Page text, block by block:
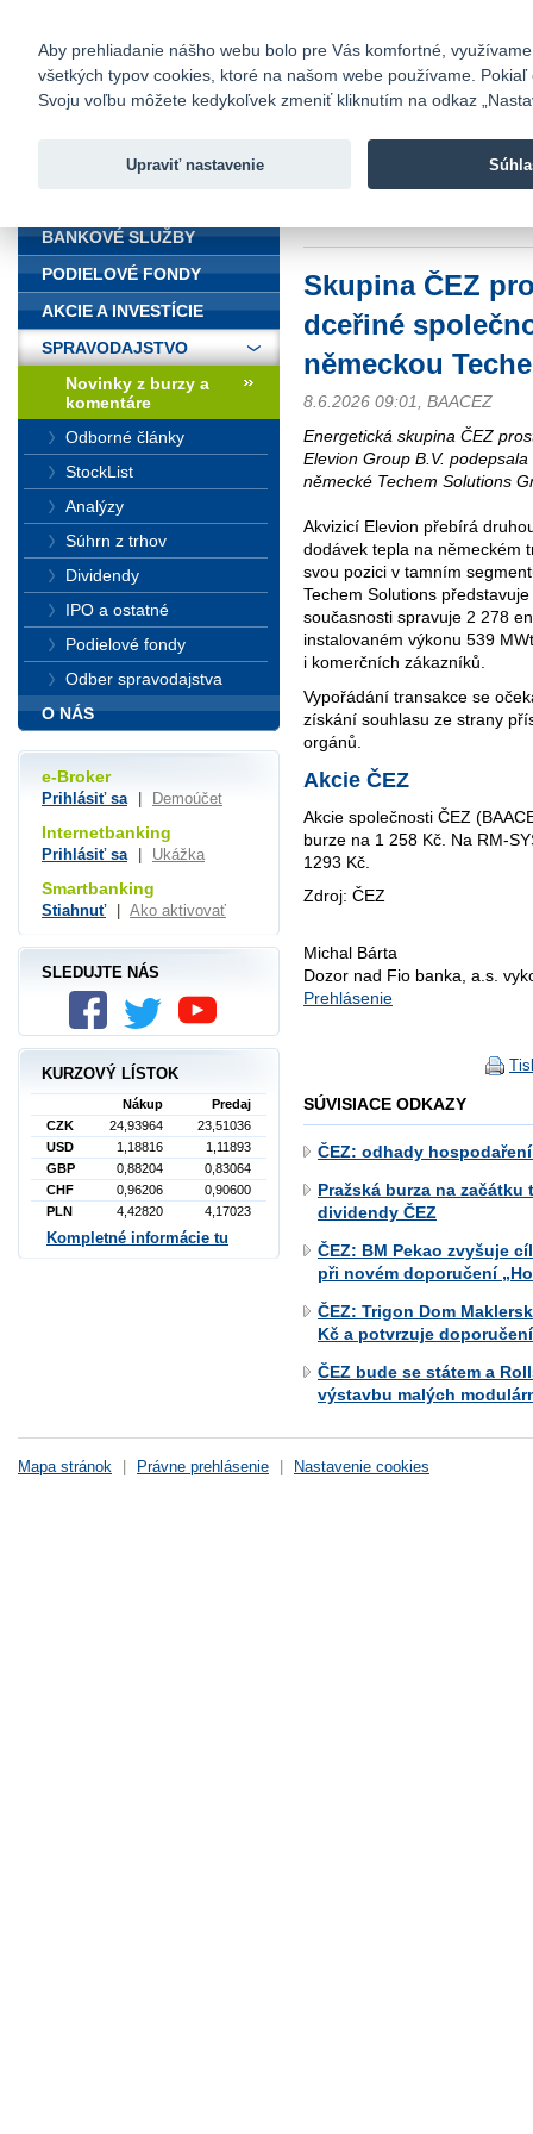
Fio banka
Fio banka
Skupina ČEZ
dceřiné
německou
8.6.2026 09:01, BAACEZ
Energetická skupina ČEZ
Elevion Group B.V.
německé Techem Solutions
Akvizicí Elevion přebírá
dodávek tepla na německém
svou pozici v tamním
Techem Solutions
současnosti spravuje 2 278
instalovaném výkonu 539
i komerčních zákazníků.
Vypořádání transakce se
získání souhlasu ze strany
orgánů.
Akcie ČEZ
Akcie společnosti ČEZ
burze na 1 258 Kč. Na RM-
1293 Kč.
Zdroj: ČEZ
Michal Bárta
Dozor nad Fio banka, a.s.
Prehlásenie
SÚVISIACE ODKAZY
ČEZ: odhady hospodaření
Pražská burza na
dividendy ČEZ
ČEZ: BM Pekao zvyšuje
při novém doporučení
ČEZ: Trigon Dom
Kč a potvrzuje
ČEZ bude se státem a
výstavbu malých
BANKOVÉ SLUŽBY
PODIELOVÉ FONDY
AKCIE A INVESTÍCIE
SPRAVODAJSTVO
Novinky z burzy a
komentáre
Odborné články
StockList
Analýzy
Súhrn z trhov
Dividendy
IPO a ostatné
Podielové fondy
Odber spravodajstva
O NÁS
e-Broker
Prihlásiť sa Demoúčet
Internetbanking
Prihlásiť sa Ukážka
Smartbanking
Stiahnuť Ako aktivovať
SLEDUJTE NÁS
KURZOVÝ LÍSTOK
Nákup
Predaj
CZK
24,93964
23,51036
USD
1,18816
1,11893
GBP
0,88204
0,83064
CHF
0,96206
0,90600
PLN
4,42820 4,17023
Kompletné informácie tu
Mapa stránok | Právne prehlásenie | Nastavenie cookies
Aby prehliadanie nášho webu bolo pre Vás komfortné,
všetkých typov cookies, ktoré na našom webe používame.
Svoju voľbu môžete kedykoľvek zmeniť kliknutím na odkaz
Upraviť nastavenie